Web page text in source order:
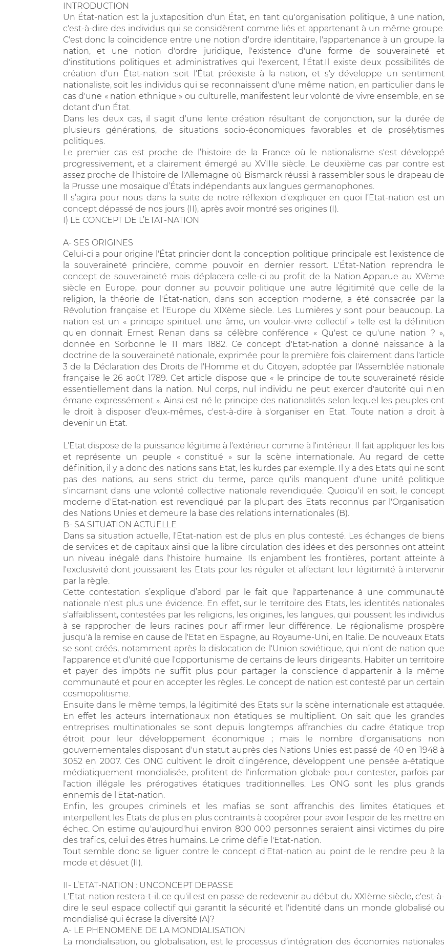
INTRODUCTION
Un État-nation est la juxtaposition d'un État, en tant qu'organisation politique, à une nation,
c'est-à-dire des individus qui se considèrent comme liés et appartenant à un même groupe.
C'est donc la coïncidence entre une notion d'ordre identitaire, l'appartenance à un groupe, la
nation, et une notion d'ordre juridique, l'existence d'une forme de souveraineté et
d'institutions politiques et administratives qui l'exercent, l'État.Il existe deux possibilités de
création d'un État-nation :soit l'État préexiste à la nation, et s'y développe un sentiment
nationaliste, soit les individus qui se reconnaissent d'une même nation, en particulier dans le
cas d'une « nation ethnique » ou culturelle, manifestent leur volonté de vivre ensemble, en se
dotant d'un État.
Dans les deux cas, il s'agit d'une lente création résultant de conjonction, sur la durée de
plusieurs générations, de situations socio-économiques favorables et de prosélytismes
politiques.
Le premier cas est proche de l’histoire de la France où le nationalisme s'est développé
progressivement, et a clairement émergé au XVIIIe siècle. Le deuxième cas par contre est
assez proche de l'histoire de l'Allemagne où Bismarck réussi à rassembler sous le drapeau de
la Prusse une mosaïque d’États indépendants aux langues germanophones.
Il s’agira pour nous dans la suite de notre réflexion d’expliquer en quoi l’Etat-nation est un
concept dépassé de nos jours (II), après avoir montré ses origines (I).
I) LE CONCEPT DE L’ETAT-NATION
A- SES ORIGINES
Celui-ci a pour origine l'État princier dont la conception politique principale est l'existence de
la souveraineté princière, comme pouvoir en dernier ressort. L'État-Nation reprendra le
concept de souveraineté mais déplacera celle-ci au profit de la Nation.Apparue au XVème
siècle en Europe, pour donner au pouvoir politique une autre légitimité que celle de la
religion, la théorie de l'État-nation, dans son acception moderne, a été consacrée par la
Révolution française et l'Europe du XIXème siècle. Les Lumières y sont pour beaucoup. La
nation est un « principe spirituel, une âme, un vouloir-vivre collectif » telle est la définition
qu'en donnait Ernest Renan dans sa célèbre conférence « Qu'est ce qu'une nation ? »,
donnée en Sorbonne le 11 mars 1882. Ce concept d'Etat-nation a donné naissance à la
doctrine de la souveraineté nationale, exprimée pour la première fois clairement dans l'article
3 de la Déclaration des Droits de l'Homme et du Citoyen, adoptée par l'Assemblée nationale
française le 26 août 1789. Cet article dispose que « le principe de toute souveraineté réside
essentiellement dans la nation. Nul corps, nul individu ne peut exercer d'autorité qui n'en
émane expressément ». Ainsi est né le principe des nationalités selon lequel les peuples ont
le droit à disposer d'eux-mêmes, c'est-à-dire à s'organiser en Etat. Toute nation a droit à
devenir un Etat.
L'Etat dispose de la puissance légitime à l'extérieur comme à l'intérieur. Il fait appliquer les lois
et représente un peuple « constitué » sur la scène internationale. Au regard de cette
définition, il y a donc des nations sans Etat, les kurdes par exemple. Il y a des Etats qui ne sont
pas des nations, au sens strict du terme, parce qu'ils manquent d'une unité politique
s'incarnant dans une volonté collective nationale revendiquée. Quoiqu'il en soit, le concept
moderne d'Etat-nation est revendiqué par la plupart des Etats reconnus par l'Organisation
des Nations Unies et demeure la base des relations internationales (B).
B- SA SITUATION ACTUELLE
Dans sa situation actuelle, l'Etat-nation est de plus en plus contesté. Les échanges de biens
de services et de capitaux ainsi que la libre circulation des idées et des personnes ont atteint
un niveau inégalé dans l'histoire humaine. Ils enjambent les frontières, portant atteinte à
l'exclusivité dont jouissaient les Etats pour les réguler et affectant leur légitimité à intervenir
par la règle.
Cette contestation s’explique d’abord par le fait que l'appartenance à une communauté
nationale n'est plus une évidence. En effet, sur le territoire des Etats, les identités nationales
s'affaiblissent, contestées par les religions, les origines, les langues, qui poussent les individus
à se rapprocher de leurs racines pour affirmer leur différence. Le régionalisme prospère
jusqu'à la remise en cause de l'Etat en Espagne, au Royaume-Uni, en Italie. De nouveaux Etats
se sont créés, notamment après la dislocation de l'Union soviétique, qui n’ont de nation que
l'apparence et d'unité que l'opportunisme de certains de leurs dirigeants. Habiter un territoire
et payer des impôts ne suffit plus pour partager la conscience d'appartenir à la même
communauté et pour en accepter les règles. Le concept de nation est contesté par un certain
cosmopolitisme.
Ensuite dans le même temps, la légitimité des Etats sur la scène internationale est attaquée.
En effet les acteurs internationaux non étatiques se multiplient. On sait que les grandes
entreprises multinationales se sont depuis longtemps affranchies du cadre étatique trop
étroit pour leur développement économique ; mais le nombre d'organisations non
gouvernementales disposant d'un statut auprès des Nations Unies est passé de 40 en 1948 à
3052 en 2007. Ces ONG cultivent le droit d'ingérence, développent une pensée a-étatique
médiatiquement mondialisée, profitent de l'information globale pour contester, parfois par
l'action illégale les prérogatives étatiques traditionnelles. Les ONG sont les plus grands
ennemis de l'Etat-nation.
Enfin, les groupes criminels et les mafias se sont affranchis des limites étatiques et
interpellent les Etats de plus en plus contraints à coopérer pour avoir l'espoir de les mettre en
échec. On estime qu'aujourd'hui environ 800 000 personnes seraient ainsi victimes du pire
des trafics, celui des êtres humains. Le crime défie l'Etat-nation.
Tout semble donc se liguer contre le concept d'Etat-nation au point de le rendre peu à la
mode et désuet (II).
II- L’ETAT-NATION : UNCONCEPT DEPASSE
L'Etat-nation restera-t-il, ce qu'il est en passe de redevenir au début du XXIème siècle, c'est-à-
dire le seul espace collectif qui garantit la sécurité et l'identité dans un monde globalisé ou
mondialisé qui écrase la diversité (A)?
A- LE PHENOMENE DE LA MONDIALISATION
La mondialisation, ou globalisation, est le processus d’intégration des économies nationales